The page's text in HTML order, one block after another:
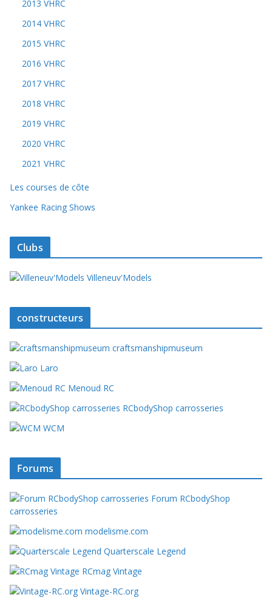
2013 VHRC
2014 VHRC
2015 VHRC
2016 VHRC
2017 VHRC
2018 VHRC
2019 VHRC
2020 VHRC
2021 VHRC
Les courses de côte
Yankee Racing Shows
Clubs
Villeneuv'Models
constructeurs
craftsmanshipmuseum
Laro
Menoud RC
RCbodyShop carrosseries
WCM
Forums
Forum RCbodyShop
carrosseries
modelisme.com
Quarterscale Legend
RCmag Vintage
Vintage-RC.org